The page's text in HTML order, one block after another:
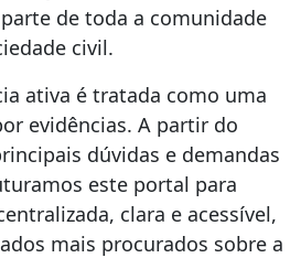
de toda a comunidade
civil.
ativa é tratada como uma
evidências. A partir do
dúvidas e demandas
este portal para
clara e acessível,
mais procurados sobre a